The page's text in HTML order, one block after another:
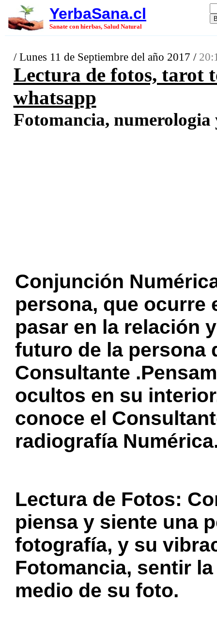
YerbaSana.cl
Sanate con hierbas, Salud Natural
/ Lunes 11 de Septiembre del año 2017 /
Lectura de fotos, tarot
whatsapp
Fotomancia, numerologia
Conjunción
persona, que ocurre
pasar en la relación
futuro de la persona
Consultante
ocultos en su
conoce el
radiografía
Lectura de Fotos:
piensa y siente una
fotografía, y su
Fotomancia, sentir
medio de su foto.